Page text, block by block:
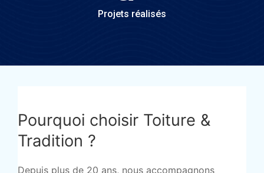
Projets réalisés
Pourquoi choisir Toiture &
Tradition ?
Depuis plus de 20 ans, nous accompagnons